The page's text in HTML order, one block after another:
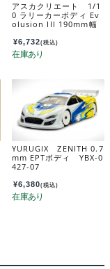
アスカクリエート 1/1
0 ラリーカーボディ Ev
olusion III 190mm幅
¥6,732(税込)
YURUGIX ZENITH 0.7
mm EPTボディ YBX-0
427-07
¥6,380(税込)